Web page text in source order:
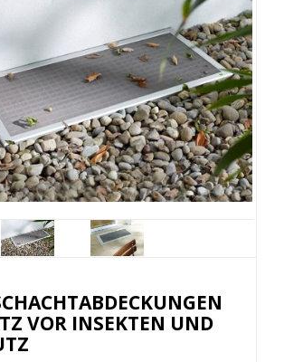
VOR INSEKTEN UND